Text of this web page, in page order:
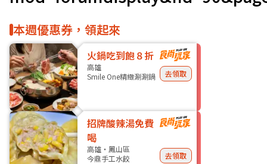
本週優惠券，領起來
火鍋吃到飽８折
高雄
Smile One精緻涮涮鍋
去領取
招牌酸辣湯免費
喝
高雄・鳳山區
今鼎手工水餃
去領取